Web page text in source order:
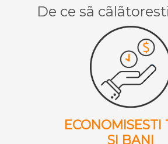
De ce sã
ECONOMISESTI
SI BANI